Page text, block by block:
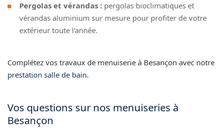
Pergolas et vérandas : pergolas bioclimatiques et
vérandas aluminium sur mesure pour profiter de votre
extérieur toute l'année.
Complétez vos travaux de menuiserie à Besançon avec notre
prestation salle de bain.
Vos questions sur nos menuiseries à
Besançon